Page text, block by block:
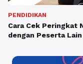
PENDIDIKAN
Cara Cek Peringkat
dengan Peserta Lain